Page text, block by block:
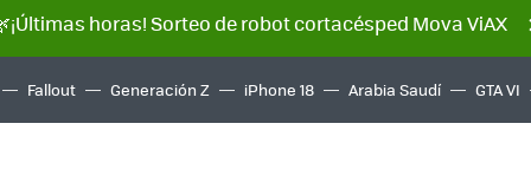
horas! Sorteo de robot cortacésped Mova ViAX
Fallout Generación Z iPhone 18 Arabia Saudí GTA VI